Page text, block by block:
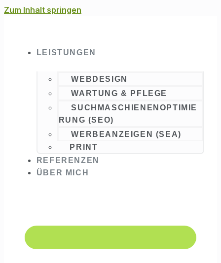
Zum Inhalt springen
LEISTUNGEN
WEBDESIGN
WARTUNG & PFLEGE
SUCHMASCHIENENOPTIMIE
RUNG (SEO)
WERBEANZEIGEN (SEA)
PRINT
REFERENZEN
ÜBER MICH